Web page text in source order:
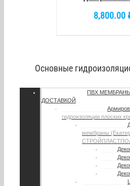
8,800.00
Основные
ПВХ
ДОСТАВКОЙ
гидроизоляции плоских
мембраны